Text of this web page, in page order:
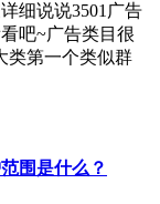
细说说3501广告
吧~广告类目很
类第一个类似群
围是什么？